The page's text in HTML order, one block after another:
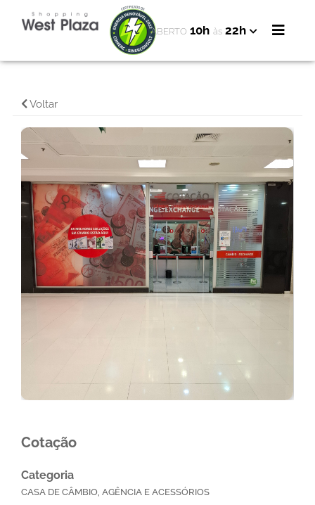
ABERTO 10h às 22h
Voltar
Cotação
Categoria
CASA DE CÂMBIO, AGÊNCIA E ACESSÓRIOS